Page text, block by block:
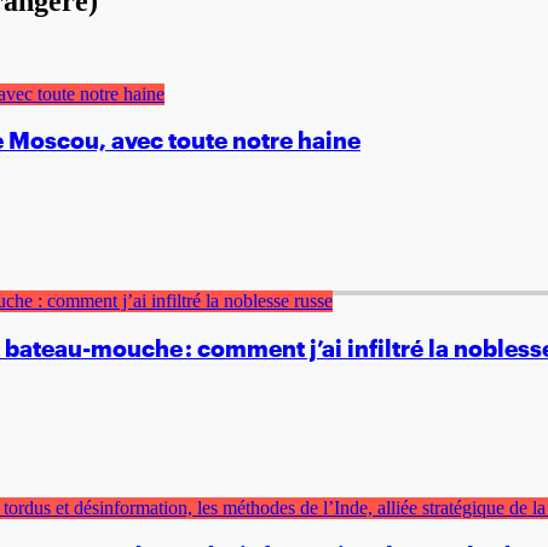
Moscou, avec toute notre haine
mouche : comment j’ai infiltré la